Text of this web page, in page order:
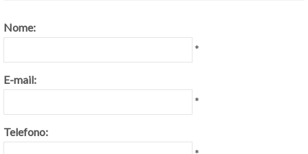
Nome:
*
E-mail:
*
Telefono: